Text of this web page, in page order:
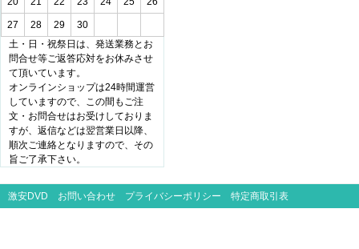
27 28 29
30
土・日・祝祭日は、発送業務とお
問合せ等ご返答応対をお休みさせ
て頂いています。
オンラインショップは24時間運営
していますので、この間もご注
文・お問合せはお受けしておりま
すが、返信などは翌営業日以降、
順次ご連絡となりますので、その
旨ご了承下さい。
激安DVD お問い合わせ プライバシーポリシー 特定商取引表